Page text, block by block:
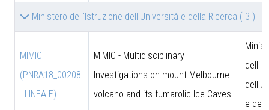
Ministero dell'Istruzione dell'Università e della Ricerca ( 3 )
MIMIC
(PNRA18_00208
- LINEA E)
MIMIC - Multidisciplinary
Investigations on mount Melbourne
volcano and its fumarolic Ice Caves
e